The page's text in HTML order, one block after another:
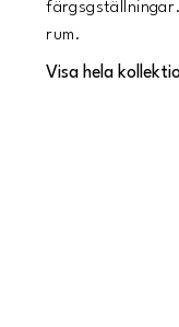
rum.
Visa hela